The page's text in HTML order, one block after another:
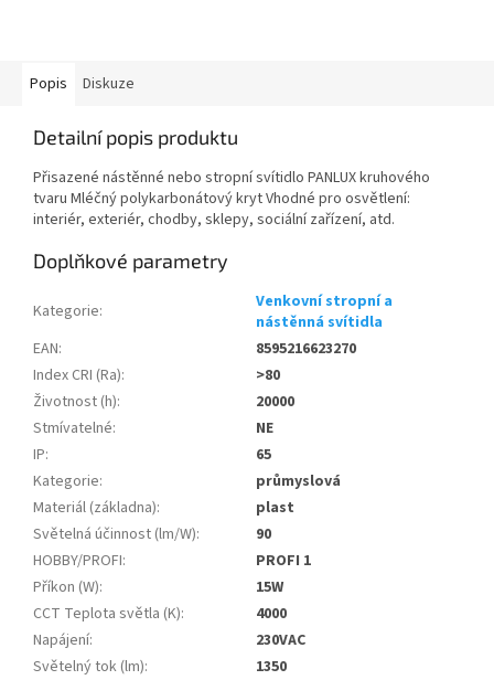
Popis Diskuze
Detailní popis produktu
Přisazené nástěnné nebo stropní svítidlo PANLUX kruhového
tvaru Mléčný polykarbonátový kryt Vhodné pro osvětlení:
interiér, exteriér, chodby, sklepy, sociální zařízení, atd.
Doplňkové parametry
Kategorie:
Venkovní stropní a
nástěnná svítidla
EAN:
8595216623270
Index CRI (Ra):
>80
Životnost (h):
20000
Stmívatelné:
NE
IP:
65
Kategorie:
průmyslová
Materiál (základna):
plast
Světelná účinnost (lm/W):
90
HOBBY/PROFI:
PROFI 1
Příkon (W):
15W
CCT Teplota světla (K):
4000
Napájení:
230VAC
Světelný tok (lm):
1350